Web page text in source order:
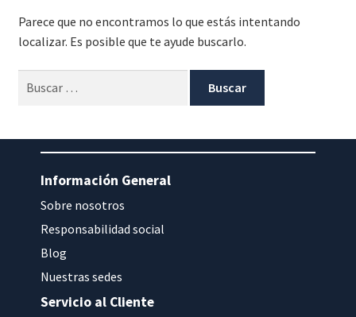
Parece que no encontramos lo que estás intentando
localizar. Es posible que te ayude buscarlo.
Información General
Sobre nosotros
Responsabilidad social
Blog
Nuestras sedes
Servicio al Cliente